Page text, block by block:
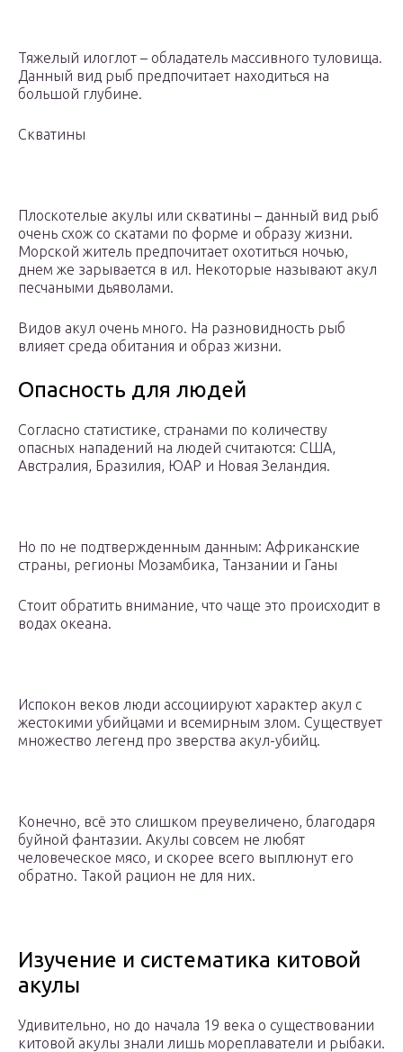
Тяжелый илоглот – обладатель массивного туловища.
Данный вид рыб предпочитает находиться на
большой глубине.
Скватины
Плоскотелые акулы или скватины – данный вид рыб
очень схож со скатами по форме и образу жизни.
Морской житель предпочитает охотиться ночью,
днем же зарывается в ил. Некоторые называют акул
песчаными дьяволами.
Видов акул очень много. На разновидность рыб
влияет среда обитания и образ жизни.
Опасность для людей
Согласно статистике, странами по количеству
опасных нападений на людей считаются: США,
Австралия, Бразилия, ЮАР и Новая Зеландия.
Но по не подтвержденным данным: Африканские
страны, регионы Мозамбика, Танзании и Ганы
Стоит обратить внимание, что чаще это происходит в
водах океана.
Испокон веков люди ассоциируют характер акул с
жестокими убийцами и всемирным злом. Существует
множество легенд про зверства акул-убийц.
Конечно, всё это слишком преувеличено, благодаря
буйной фантазии. Акулы совсем не любят
человеческое мясо, и скорее всего выплюнут его
обратно. Такой рацион не для них.
Изучение и систематика китовой
акулы
Удивительно, но до начала 19 века о существовании
китовой акулы знали лишь мореплаватели и рыбаки.